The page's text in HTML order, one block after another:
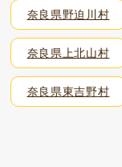
奈良県野迫川村
奈良県上北山村
奈良県東吉野村